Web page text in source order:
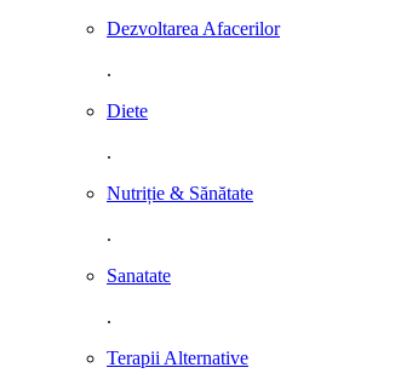
Dezvoltarea Afacerilor
.
Diete
.
Nutriție & Sănătate
.
Sanatate
.
Terapii Alternative